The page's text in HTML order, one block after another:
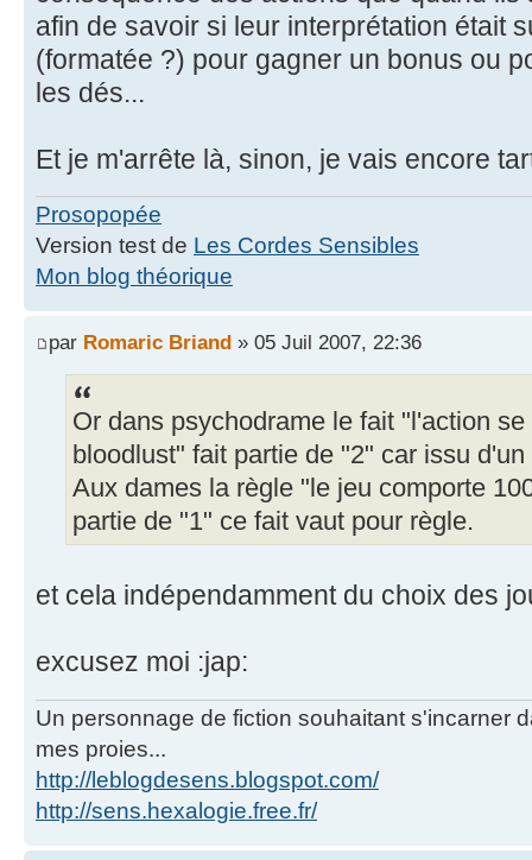
afin de savoir si leur interprétation était
(formatée ?) pour gagner un bonus ou
les dés...
Et je m'arrête là, sinon, je vais encore
Prosopopée
Version test de Les Cordes Sensibles
Mon blog théorique
par Romaric Briand » 05 Juil 2007, 22:36
Or dans psychodrame le fait "l'action
bloodlust" fait partie de "2" car issu
Aux dames la règle "le jeu comporte
partie de "1" ce fait vaut pour règle.
et cela indépendamment du choix des
excusez moi :jap:
Un personnage de fiction souhaitant s'incarner
mes proies...
http://leblogdesens.blogspot.com/
http://sens.hexalogie.free.fr/